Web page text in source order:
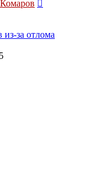
за отлома